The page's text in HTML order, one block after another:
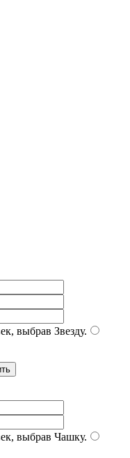
выбрав Звезду.
выбрав Чашку.